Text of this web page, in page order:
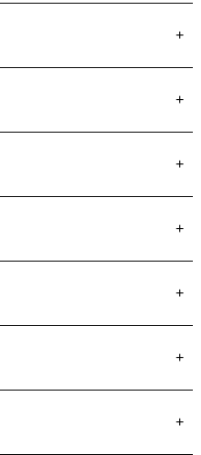
+
+
+
+
+
+
+